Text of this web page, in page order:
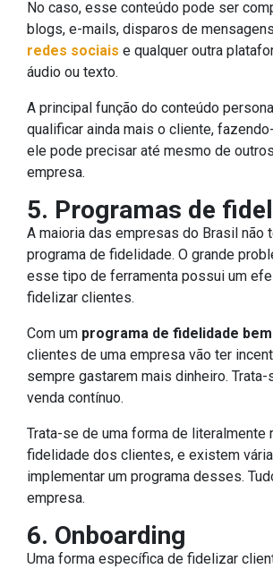
No caso, esse conteúdo pode ser
blogs, e-mails, disparos de
redes sociais e qualquer outra
áudio ou texto.
A principal função do conteúdo
qualificar ainda mais o cliente,
ele pode precisar até mesmo de
empresa.
5. Programas de
A maioria das empresas do Brasil não
programa de fidelidade. O grande
esse tipo de ferramenta possui um
fidelizar clientes.
Com um programa de fidelidade
clientes de uma empresa vão ter
sempre gastarem mais dinheiro.
venda contínuo.
Trata-se de uma forma de literalmente
fidelidade dos clientes, e existem
implementar um programa desses.
empresa.
6. Onboarding
Uma forma específica de fidelizar